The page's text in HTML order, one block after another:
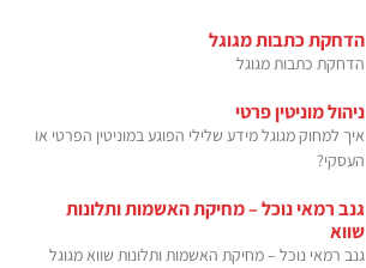
הדחקת כתבות מגוגל
הדחקת כתבות מגוגל
ניהול מוניטין פרטי
איך למחוק מגוגל מידע שלילי הפוגע במוניטין הפרטי או
העסקי?
גנב רמאי נוכל – מחיקת האשמות ותלונות
שווא
גנב רמאי נוכל – מחיקת האשמות ותלונות שווא מגוגל